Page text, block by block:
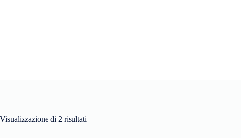
Visualizzazione di 2 risultati